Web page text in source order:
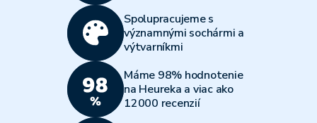
Spolupracujeme s
významnými sochármi a
výtvarníkmi
Máme 98% hodnotenie
na Heureka a viac ako
12000 recenzií